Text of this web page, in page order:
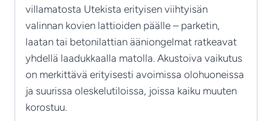
villamatosta Utekista erityisen viihtyisän
valinnan kovien lattioiden päälle – parketin,
laatan tai betonilattian ääniongelmat ratkeavat
yhdellä laadukkaalla matolla. Akustoiva vaikutus
on merkittävä erityisesti avoimissa olohuoneissa
ja suurissa oleskelutiloissa, joissa kaiku muuten
korostuu.